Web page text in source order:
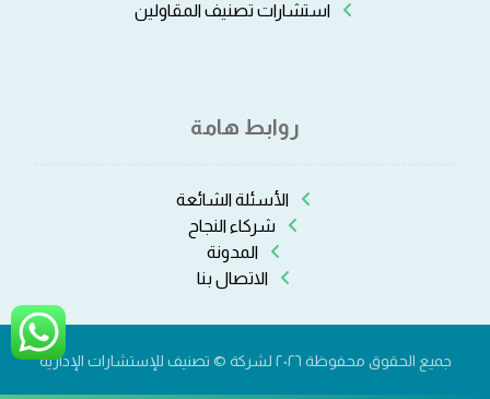
استشارات تصنيف المقاولين
روابط هامة
الأسئلة الشائعة
شركاء النجاح
المدونة
الاتصال بنا
جميع الحقوق محفوظة ٢٠٢٦ لشركة © تصنيف للإستشارات الإدارية